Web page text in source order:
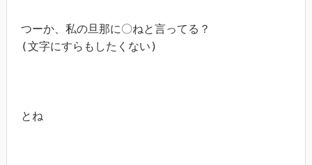
つーか、私の旦那に〇ねと言ってる？
(文字にすらもしたくない)
とね